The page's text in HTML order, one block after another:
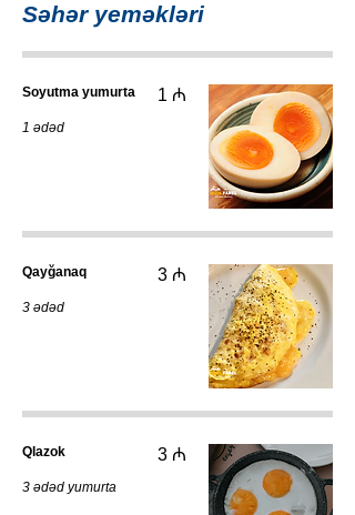
Səhər yeməkləri
Soyutma yumurta
1 ədəd
1 ₼
Qayğanaq
3 ədəd
3 ₼
Qlazok
3 ədəd yumurta
3 ₼